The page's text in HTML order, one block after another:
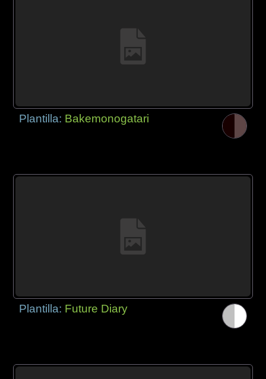
Plantilla: Bakemonogatari
Plantilla: Future Diary